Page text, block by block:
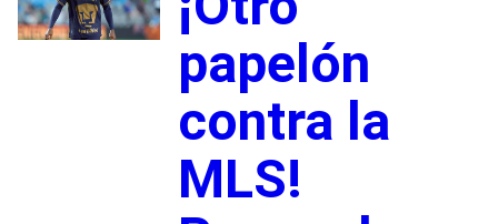
papelón
contra la
MLS!